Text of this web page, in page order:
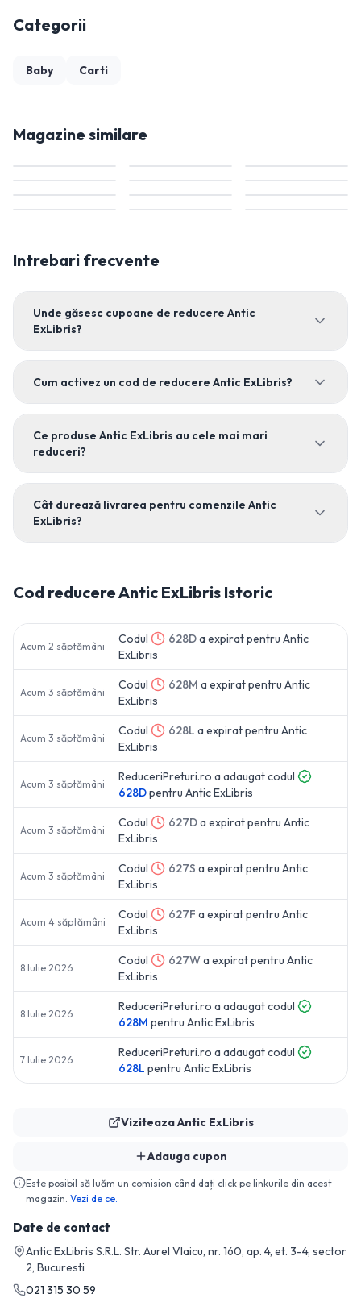
ViziteazaAntic ExLibris
Adauga cupon
Este posibil să luăm un comision când dați click pe linkurile din acest
magazin. Vezi de ce.
Date de contact
Antic ExLibris S.R.L. Str. Aurel Vlaicu, nr. 160, ap. 4, et. 3-4, sector
2, Bucuresti
021 315 30 59
Categorii
Baby Carti
Magazine similare
Intrebari frecvente
Unde găsesc cupoane de reducere Antic
ExLibris?
Cum activez un cod de reducere Antic ExLibris?
Ce produse Antic ExLibris au cele mai mari
reduceri?
Cât durează livrarea pentru comenzile Antic
ExLibris?
Cod reducereAntic ExLibris Istoric
Acum 2 săptămâni
Codul 628Da expirat pentru Antic
ExLibris
Acum 3 săptămâni
Codul 628M a expirat pentru Antic
ExLibris
Acum 3 săptămâni
Codul 628L a expirat pentru Antic
ExLibris
Acum 3 săptămâni
ReduceriPreturi.ro a adaugat codul
628Dpentru Antic ExLibris
Acum 3 săptămâni
Codul 627Da expirat pentru Antic
ExLibris
Acum 3 săptămâni
Codul 627S a expirat pentru Antic
ExLibris
Acum 4 săptămâni
Codul 627F a expirat pentru Antic
ExLibris
8 Iulie 2026
Codul 627Wa expirat pentru Antic
ExLibris
8 Iulie 2026
ReduceriPreturi.ro a adaugat codul
628M pentru Antic ExLibris
7 Iulie 2026
ReduceriPreturi.ro a adaugat codul
628L pentru Antic ExLibris